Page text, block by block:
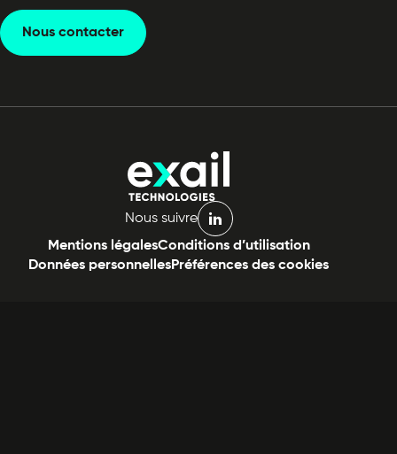
Nous contacter
Nous suivre
linkedin
Mentions légalesConditions d’utilisation
Données personnellesPréférences des cookies